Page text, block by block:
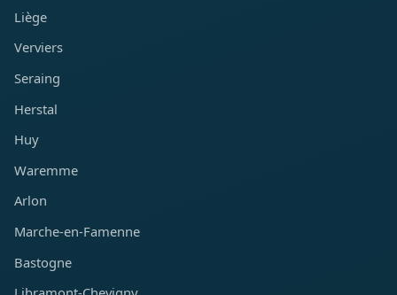
Liège
Verviers
Seraing
Herstal
Huy
Waremme
Arlon
Marche-en-Famenne
Bastogne